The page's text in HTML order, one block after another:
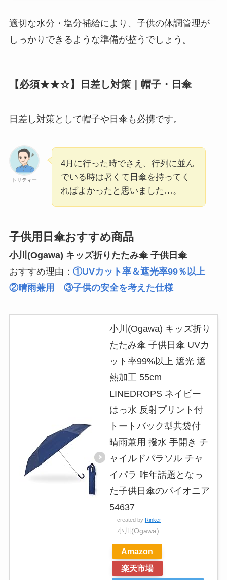
適切な水分・塩分補給により、子供の体調管理が
しっかりできるような準備が整うでしょう。
【必須★★☆】日差し対策｜帽子・日傘
日差し対策として帽子や日傘も必携です。
トリティー
4月に行った時でさえ、行列に並ん
でいる時は暑くて日傘を持ってく
ればよかったと思いました…。
子供用日傘おすすめ商品
小川(Ogawa) キッズ折りたたみ傘 子供日傘
おすすめ理由： ①UVカット率＆遮光率99％以上
②晴雨兼用 ③子供の安全を考えた仕様
小川(Ogawa) キッズ折り
たたみ傘 子供日傘 UVカ
ット率99%以上 遮光 遮
熱加工 55cm
LINEDROPS ネイビー
はっ水 反射プリント付
トートバック型共袋付
晴雨兼用 撥水 手開き チ
ャイルドパラソル チャ
イパラ 昨年話題となっ
た子供日傘のパイオニア
54637
created by Rinker
小川(Ogawa)
Amazon
楽天市場